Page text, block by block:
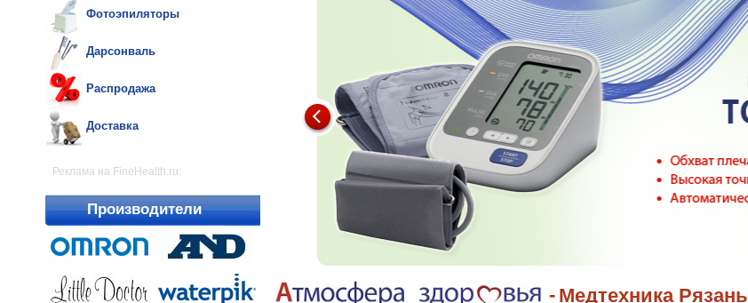
Фотоэпиляторы
Дарсонваль
Распродажа
Доставка
Реклама на FineHealth.ru:
Производители
- Медтехника Рязань